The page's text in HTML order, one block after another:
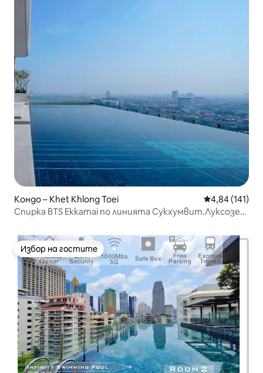
Кондо – Khet Khlong Toei Средна
4,84 (141)
Спирка BTS Ekkamai по линията Сукхумвит.Луксозен
търговски център и супермаркет/Източна
автогара Паттая +4
Избор на гостите
Избор на гостите